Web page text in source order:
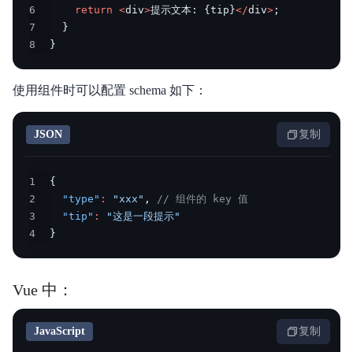
6
return <div>提示文本 : {tip}</div> ;
7
}
8
}
使用组件时可以配置 schema 如下：
JSON 复制
1
{
2
"type" : "xxx" ,
// 组件的 key 值
3
"tip" :
"这是一段提示"
4
}
Vue 中：
JavaScript 复制